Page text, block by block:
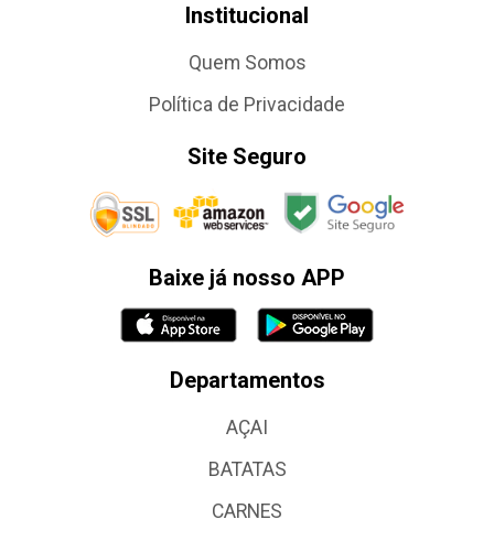
Institucional
Quem Somos
Política de Privacidade
Site Seguro
Baixe já nosso APP
Departamentos
AÇAI
BATATAS
CARNES